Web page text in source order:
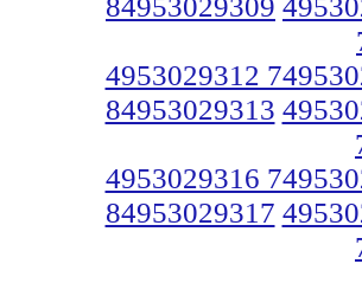
4953029312
84953029313
4953029316
84953029317